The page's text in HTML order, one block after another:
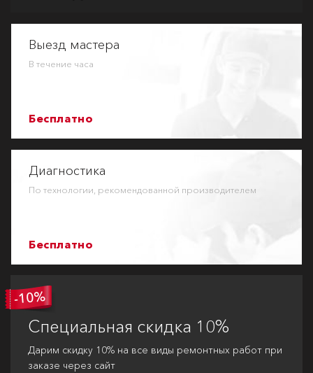
Выезд мастера
В течение часа
Бесплатно
Диагностика
По технологии, рекомендованной производителем
Бесплатно
Специальная скидка 10%
Дарим скидку 10% на все виды ремонтных работ при
заказе через сайт